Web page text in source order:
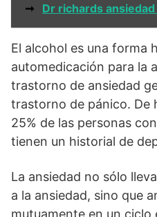
➞ Dr richards
El alcohol es una forma
automedicación para la
trastorno de ansiedad
trastorno de pánico. De
25% de las personas
tienen un historial de
La ansiedad no sólo
a la ansiedad, sino que
mutuamente en un ciclo